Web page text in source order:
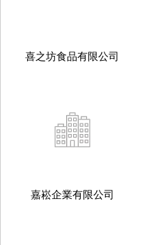
喜之坊食品有限公司
嘉崧企業有限公司